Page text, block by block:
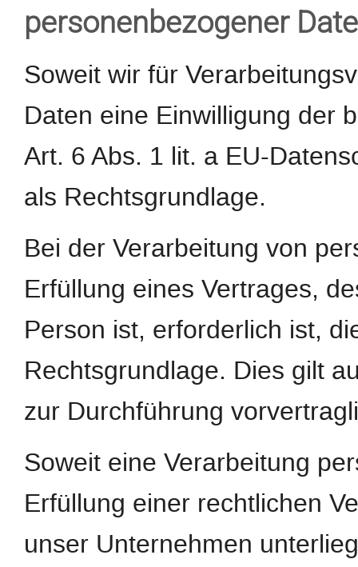
personenbezogener
Soweit wir für
Daten eine Einwilligung der
Art. 6 Abs. 1 lit. a EU-
als Rechtsgrundlage.
Bei der Verarbeitung von
Erfüllung eines Vertrages,
Person ist, erforderlich ist,
Rechtsgrundlage. Dies gilt
zur Durchführung
Soweit eine Verarbeitung
Erfüllung einer rechtlichen
unser Unternehmen